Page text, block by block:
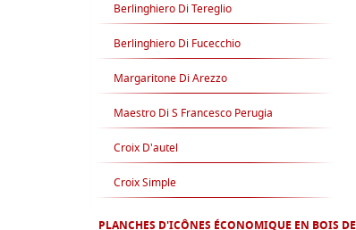
Berlinghiero Di Tereglio
Berlinghiero Di Fucecchio
Margaritone Di Arezzo
Maestro Di S Francesco Perugia
Croix D'autel
Croix Simple
PLANCHES D'ICÔNES ÉCONOMIQUE EN BOIS DE